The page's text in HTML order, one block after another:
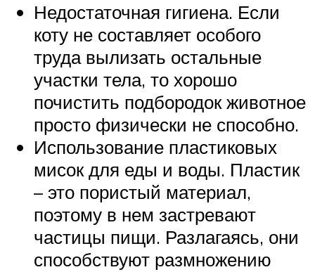
Недостаточная гигиена. Если
коту не составляет особого
труда вылизать остальные
участки тела, то хорошо
почистить подбородок животное
просто физически не способно.
Использование пластиковых
мисок для еды и воды. Пластик
– это пористый материал,
поэтому в нем застревают
частицы пищи. Разлагаясь, они
способствуют размножению